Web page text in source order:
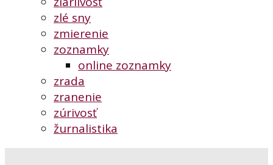
zlé sny
zmierenie
zoznamky
online zoznamky
zrada
zranenie
zúrivosť
žurnalistika